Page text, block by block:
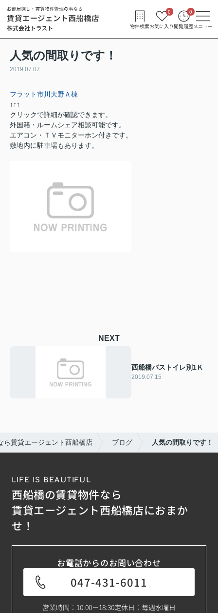
物件検索お気に入り
0
閲覧履歴
0
メニュー
人気の間取りです！
2019.07.07
フラット市川大野Ａ棟
↑↑↑
クリックで詳細が確認できます。
外国籍・ルームシェア相談可能です。
エアコン・ＴＶモニターホン付きです。
敷地内に駐車場もあります。
NEXT
西船橋バストイレ別1Ｋ
2019.07.15
ら賃貸エージェント西船橋店 ブログ 人気の間取りです！
LIFE IS BEAUTIFUL
西船橋の賃貸物件なら
賃貸エージェント西船橋店におまか
せ！
お電話からのお問い合わせ
047-431-6011
営業時間：10:00－18:30定休日：毎週水曜日